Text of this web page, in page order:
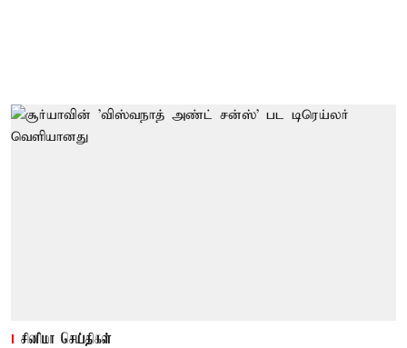
சினிமா செய்திகள்